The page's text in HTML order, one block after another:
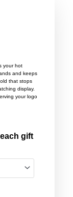
your hot
and keeps
that stops
display.
your logo
gift